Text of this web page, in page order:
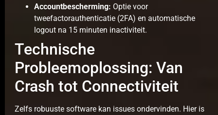
Accountbescherming: Optie voor
tweefactorauthenticatie (2FA) en automatische
logout na 15 minuten inactiviteit.
Technische
Probleemoplossing: Van
Crash tot Connectiviteit
Zelfs robuuste software kan issues ondervinden. Hier is